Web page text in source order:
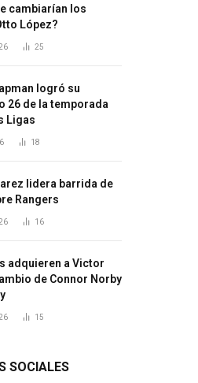
cambiarían los
López?
25
logró su
26 de la temporada
Ligas
18
lidera barrida de
Rangers
16
adquieren a Victor
de Connor Norby
15
SOCIALES